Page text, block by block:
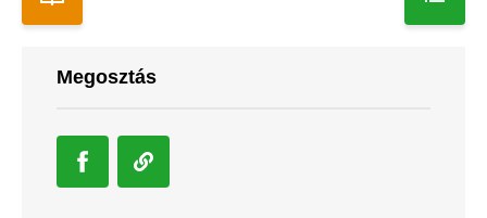
Megosztás